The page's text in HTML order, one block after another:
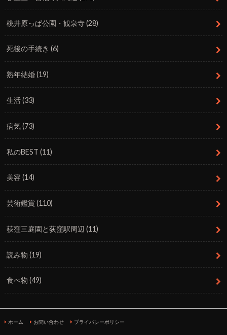
桃井原っぱ公園・観泉寺(28)
死後の手続き(6)
熟年結婚(19)
生活(33)
病気(73)
私のBEST(11)
美容(14)
芸術鑑賞(110)
荻窪三庭園と荻窪駅周辺(11)
読み物(19)
食べ物(49)
ホーム お問い合わせ プライバシーポリシー